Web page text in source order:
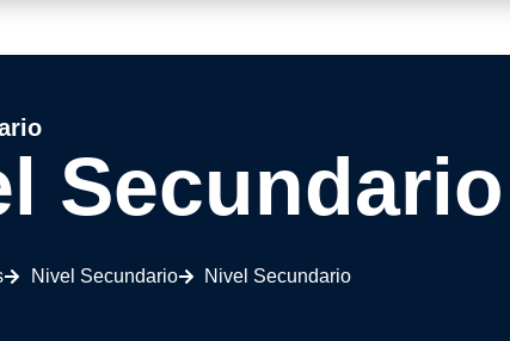
Secundario
Nivel Secundario Nivel Secundario